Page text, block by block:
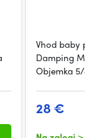
Vhod baby
Damping
Objemka 5/
28 €